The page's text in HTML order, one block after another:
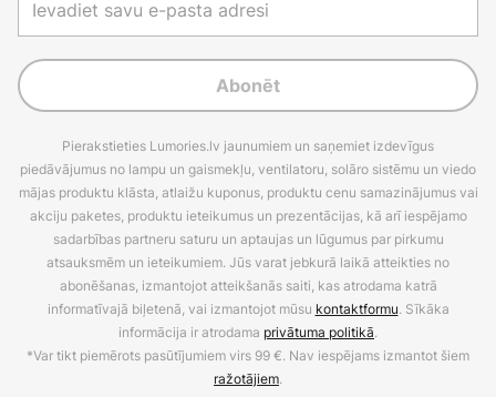
Abonēt
Pierakstieties Lumories.lv jaunumiem un saņemiet izdevīgus
piedāvājumus no lampu un gaismekļu, ventilatoru, solāro sistēmu un viedo
mājas produktu klāsta, atlaižu kuponus, produktu cenu samazinājumus vai
akciju paketes, produktu ieteikumus un prezentācijas, kā arī iespējamo
sadarbības partneru saturu un aptaujas un lūgumus par pirkumu
atsauksmēm un ieteikumiem. Jūs varat jebkurā laikā atteikties no
abonēšanas, izmantojot atteikšanās saiti, kas atrodama katrā
informatīvajā biļetenā, vai izmantojot mūsu kontaktformu. Sīkāka
informācija ir atrodama privātuma politikā.
*Var tikt piemērots pasūtījumiem virs 99 €. Nav iespējams izmantot šiem
ražotājiem.